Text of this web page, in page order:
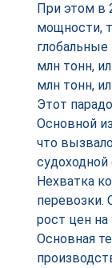
При этом в
мощности,
млн тонн,
млн тонн,
Этот
Основной
что
судоходной
Нехватка
перевозки.
рост цен на
Основная